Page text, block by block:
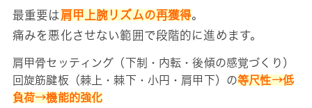
最重要は 肩甲上腕リズムの再獲得。
痛みを悪化させない範囲で段階的に進めます。
肩甲骨セッティング（下制・内転・後傾の感覚づくり）
回旋筋腱板（棘上・棘下・小円・肩甲下）の等尺性→低
負荷→機能的強化